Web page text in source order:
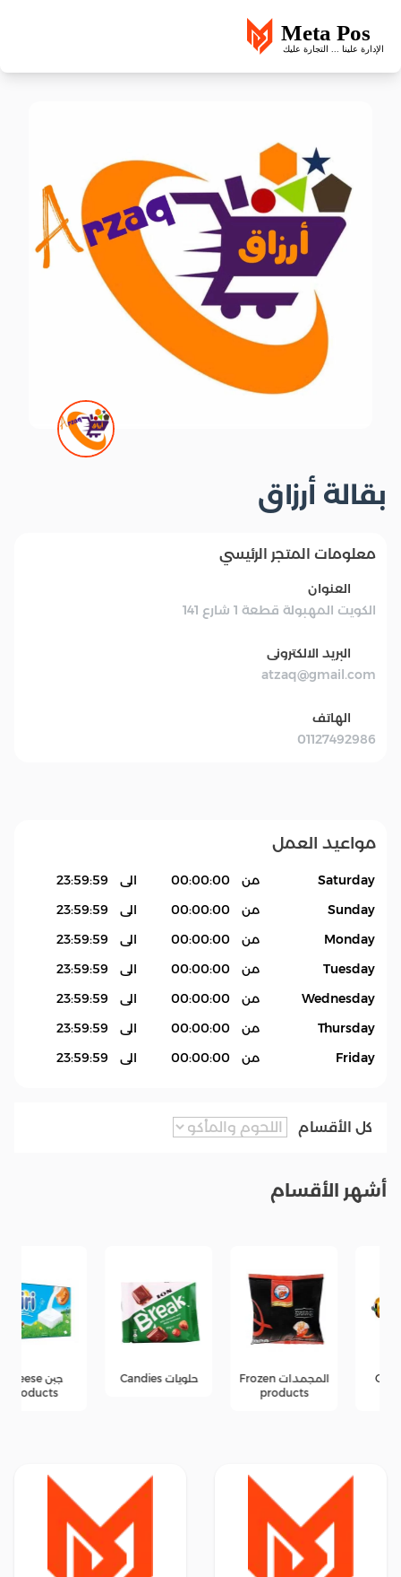
بقالة أرزاق
معلومات المتجر الرئيسي
العنوان
الكويت المهبولة قطعة 1 شارع 141
البريد الالكترونى
atzaq@gmail.com
الهاتف
01127492986
مواعيد العمل
Saturday من 00:00:00 الى
23:59:59
Sunday
من 00:00:00 الى
23:59:59
Monday
من 00:00:00 الى
23:59:59
Tuesday
من 00:00:00 الى
23:59:59
Wednesday
من 00:00:00 الى
23:59:59
Thursday
من 00:00:00 الى
23:59:59
Friday
من 00:00:00 الى 23:59:59
كل الأقسام
أشهر الأقسام
المجمدات Frozen
products
جبن Cheese
products